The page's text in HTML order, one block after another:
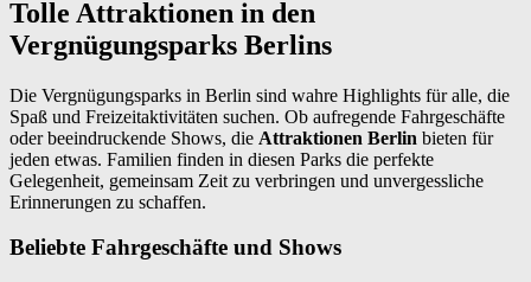
Tolle Attraktionen in den
Vergnügungsparks Berlins
Die Vergnügungsparks in Berlin sind wahre Highlights für alle, die
Spaß und Freizeitaktivitäten suchen. Ob aufregende Fahrgeschäfte
oder beeindruckende Shows, die Attraktionen Berlin bieten für
jeden etwas. Familien finden in diesen Parks die perfekte
Gelegenheit, gemeinsam Zeit zu verbringen und unvergessliche
Erinnerungen zu schaffen.
Beliebte Fahrgeschäfte und Shows